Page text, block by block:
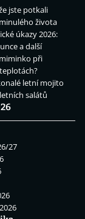
jste potkali
života
úkazy 2026:
a další
při
letní mojito
salátů
27